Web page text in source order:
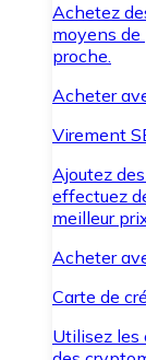
Achetez
moyens
proche.
Acheter
Virement
Ajoutez
effectuez
meilleur
Acheter
Carte de
Utilisez les